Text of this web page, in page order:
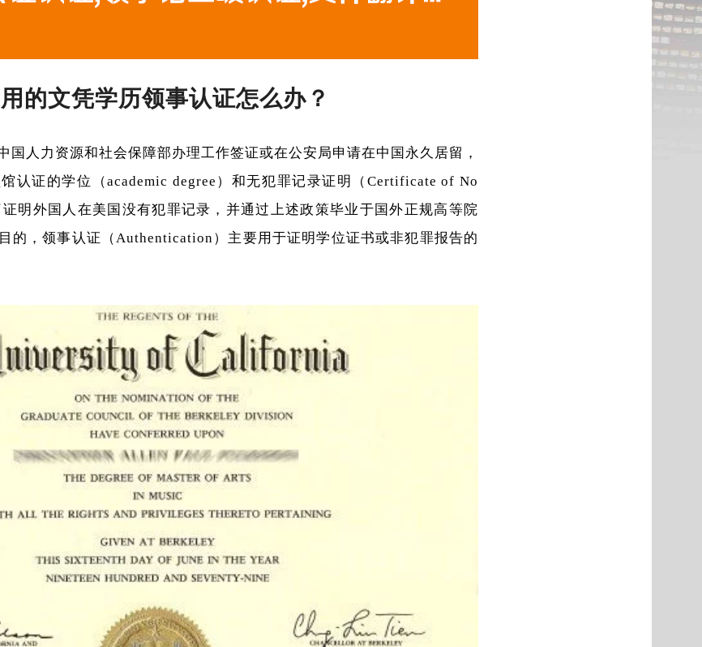
的文凭学历领事认证怎么办？
国人力资源和社会保障部办理工作签证或在公安局申请在中国永久居留，
认证的学位（academic degree）和无犯罪记录证明（Certificate of No
明外国人在美国没有犯罪记录，并通过上述政策毕业于国外正规高等院
的，领事认证（Authentication）主要用于证明学位证书或非犯罪报告的